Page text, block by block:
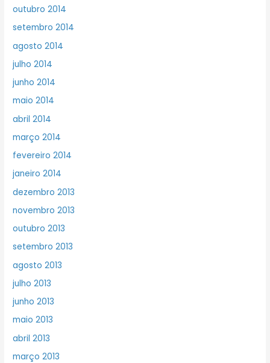
outubro 2014
setembro 2014
agosto 2014
julho 2014
junho 2014
maio 2014
abril 2014
março 2014
fevereiro 2014
janeiro 2014
dezembro 2013
novembro 2013
outubro 2013
setembro 2013
agosto 2013
julho 2013
junho 2013
maio 2013
abril 2013
março 2013